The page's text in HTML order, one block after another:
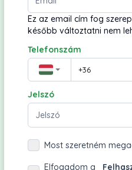
Ez az email cím fog
később változtatni nem
Telefonszám
Jelszó
Most szeretném
Elfogadom a